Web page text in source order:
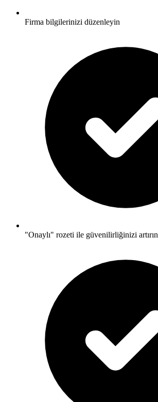
Firma bilgilerinizi düzenleyin
"Onaylı" rozeti ile güvenilirliğinizi artırın